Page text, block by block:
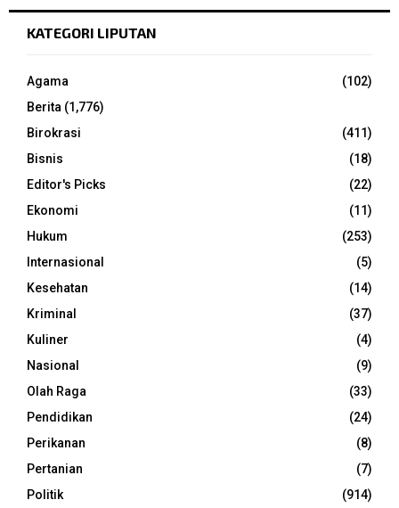
KATEGORI LIPUTAN
Agama
(102)
Berita (1,776)
Birokrasi
(411)
Bisnis
(18)
Editor's Picks
(22)
Ekonomi
(11)
Hukum
(253)
Internasional
(5)
Kesehatan
(14)
Kriminal
(37)
Kuliner
(4)
Nasional
(9)
Olah Raga
(33)
Pendidikan
(24)
Perikanan
(8)
Pertanian
(7)
Politik
(914)